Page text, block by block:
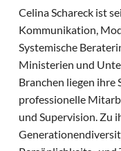
Celina Schareck ist
Kommunikation,
Systemische
Ministerien und
Branchen liegen ihre
professionelle
und Supervision. Zu